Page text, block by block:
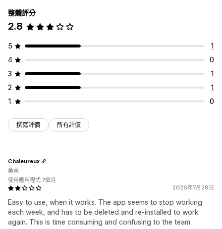
整體評分
2.8
5
1
4
0
3
1
2
1
1
0
撰寫評價 所有評價
2026年7月29日
Easy to use, when it works. The app seems to stop working
each week, and has to be deleted and re-installed to work
again. This is time consuming and confusing to the team.
Chaleureux
美國
使用應用程式 7個月